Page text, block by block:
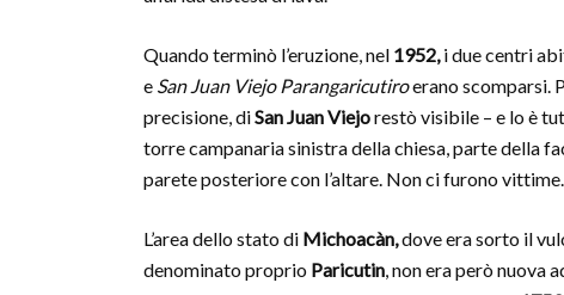
Quando terminò l’eruzione, nel 1952,i due centri
e San Juan Viejo Parangaricutiroerano scomparsi.
precisione, diSan Juan Viejorestò visibile – e lo è
torre campanaria sinistra della chiesa, parte della
parete posteriore con l’altare. Non ci furono vittime.
L’area dello stato di Michoacàn,dove era sorto il
denominato proprio Paricutin, non era però nuova